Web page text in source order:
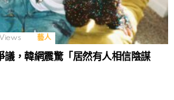
Views 藝人
，韓網震驚「居然有人相信陰謀